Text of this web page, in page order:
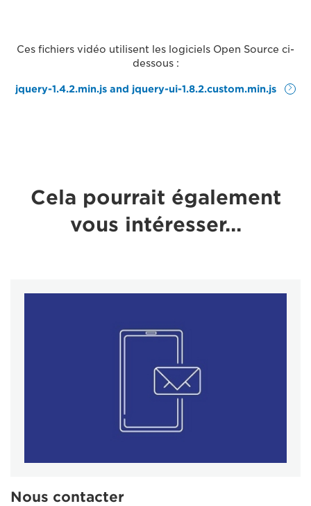
Ces fichiers vidéo utilisent les logiciels Open Source ci-
dessous :
jquery-1.4.2.min.js and jquery-ui-1.8.2.custom.min.js
Cela pourrait également
vous intéresser...
Nous contacter